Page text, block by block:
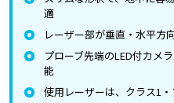
適
レーザー部が垂直・水平方
プローブ先端のLED付カメ
能
使用レーザーは、クラス1